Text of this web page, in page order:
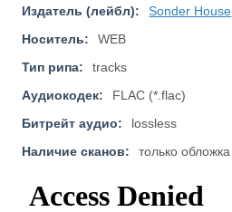
Издатель (лейбл):
Sonder House
Носитель:
WEB
Тип рипа:
tracks
Аудиокодек:
FLAC (*.flac)
Битрейт аудио:
lossless
Наличие сканов:
только обложка